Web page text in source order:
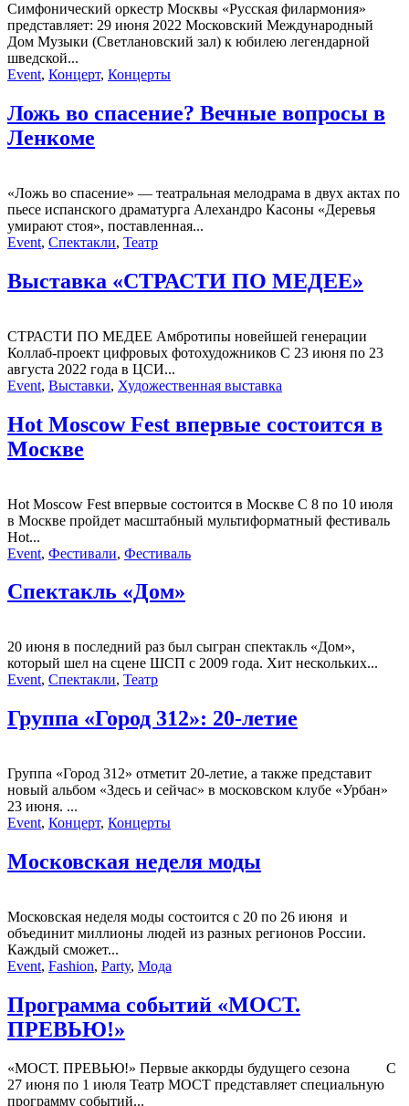
Симфонический оркестр Москвы «Русская филармония»
представляет: 29 июня 2022 Московский Международный
Дом Музыки (Светлановский зал) к юбилею легендарной
шведской...
Event, Концерт, Концерты
Ложь во спасение? Вечные вопросы в
Ленкоме
«Ложь во спасение» — театральная мелодрама в двух актах по
пьесе испанского драматурга Алехандро Касоны «Деревья
умирают стоя», поставленная...
Event, Спектакли, Театр
Выставка «СТРАСТИ ПО МЕДЕЕ»
СТРАСТИ ПО МЕДЕЕ Амбротипы новейшей генерации
Коллаб-проект цифровых фотохудожников С 23 июня по 23
августа 2022 года в ЦСИ...
Event, Выставки, Художественная выставка
Hot Moscow Fest впервые состоится в
Москве
Hot Moscow Fest впервые состоится в Москве С 8 по 10 июля
в Москве пройдет масштабный мультиформатный фестиваль
Hot...
Event, Фестивали, Фестиваль
Спектакль «Дом»
20 июня в последний раз был сыгран спектакль «Дом»,
который шел на сцене ШСП с 2009 года. Хит нескольких...
Event, Спектакли, Театр
Группа «Город 312»: 20-летие
Группа «Город 312» отметит 20-летие, а также представит
новый альбом «Здесь и сейчас» в московском клубе «Урбан»
23 июня. ...
Event, Концерт, Концерты
Московская неделя моды
Московская неделя моды состоится с 20 по 26 июня и
объединит миллионы людей из разных регионов России.
Каждый сможет...
Event, Fashion, Party, Мода
Программа событий «МОСТ.
ПРЕВЬЮ!»
«МОСТ. ПРЕВЬЮ!» Первые аккорды будущего сезона С
27 июня по 1 июля Театр МОСТ представляет специальную
программу событий...